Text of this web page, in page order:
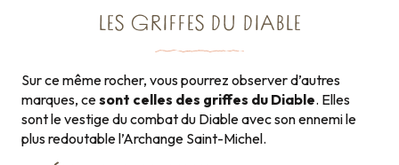
LES GRIFFES DU DIABLE
Sur ce même rocher, vous pourrez observer d’autres
marques, cesont celles des griffes du Diable. Elles
sont le vestige du combat du Diable avec son ennemi le
plus redoutable l’Archange Saint-Michel.